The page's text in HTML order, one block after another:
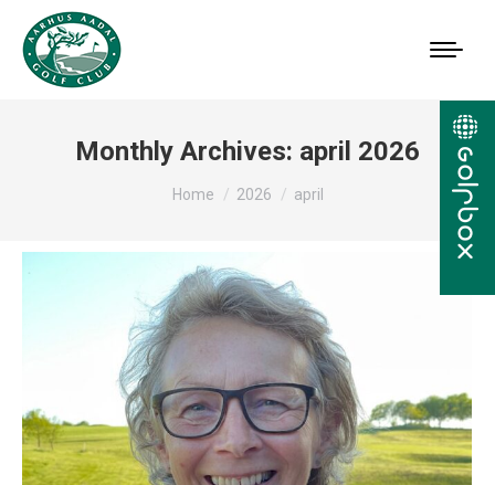
Monthly Archives: april 2026
Home 2026 april